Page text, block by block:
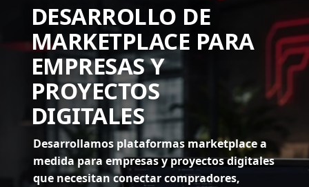
DESARROLLO DE
MARKETPLACE PARA
EMPRESAS Y
PROYECTOS
DIGITALES
Desarrollamos plataformas marketplace a
medida para empresas y proyectos digitales
que necesitan conectar compradores,